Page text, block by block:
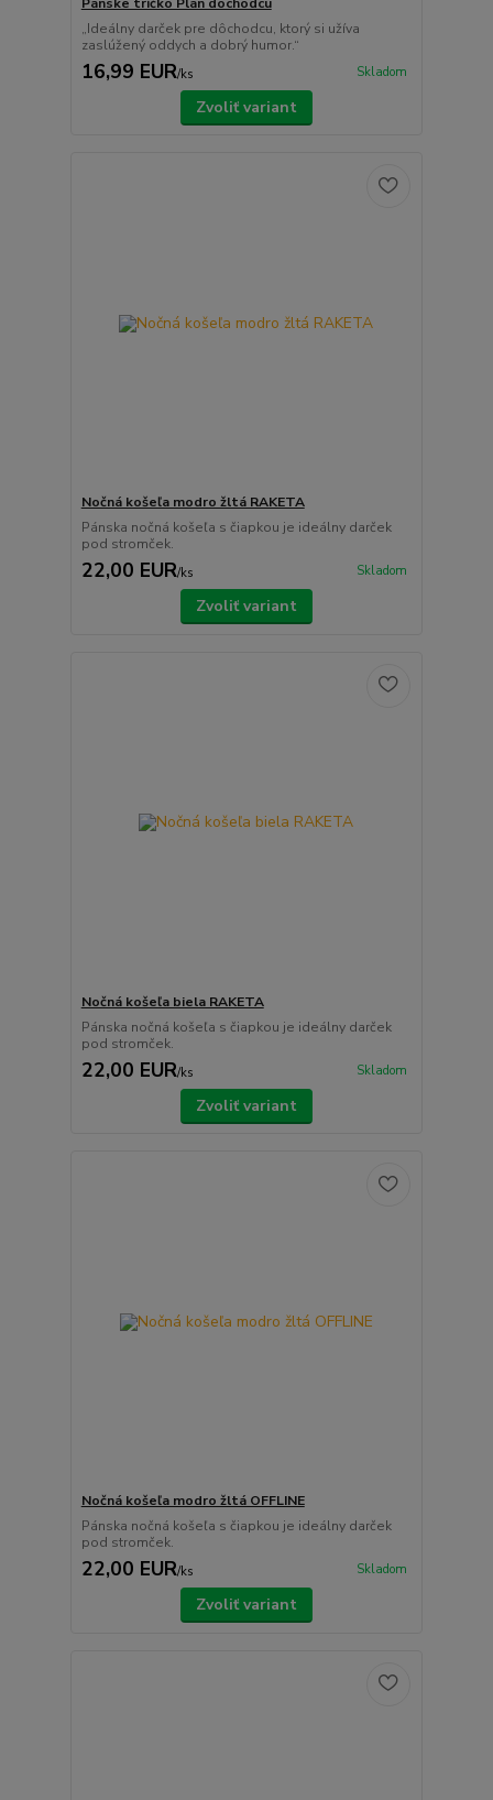
„Ideálny darček pre dôchodcu, ktorý si užíva
zaslúžený oddych a dobrý humor.“
16,99 EUR/ks Skladom
Zvoliť variant
Nočná košeľa modro žltá RAKETA
Pánska nočná košeľa s čiapkou je ideálny darček
pod stromček.
22,00 EUR/ks Skladom
Zvoliť variant
Nočná košeľa biela RAKETA
Pánska nočná košeľa s čiapkou je ideálny darček
pod stromček.
22,00 EUR/ks Skladom
Zvoliť variant
Nočná košeľa modro žltá OFFLINE
Pánska nočná košeľa s čiapkou je ideálny darček
pod stromček.
22,00 EUR/ks Skladom
Zvoliť variant